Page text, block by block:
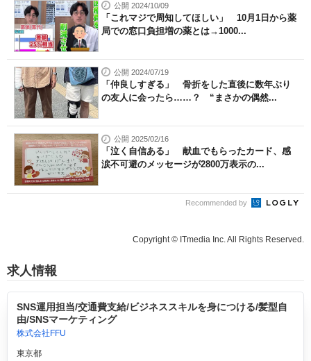
公開 2024/10/09
「これマジで周知してほしい」 10月1日から薬
局での窓口負担増の薬とは→1000...
公開 2024/07/19
「仲良しすぎる」 骨折をした直後に数年ぶり
の友人に会ったら……？ “まさかの偶然...
公開 2025/02/16
「泣く自信ある」 献血でもらったカード、感
涙不可避のメッセージが2800万表示の...
Recommended by
Copyright © ITmedia Inc. All Rights Reserved.
求人情報
SNS運用担当/交通費支給/ビジネススキルを身につける/髪型自
由/SNSマーケティング
株式会社FFU
東京都